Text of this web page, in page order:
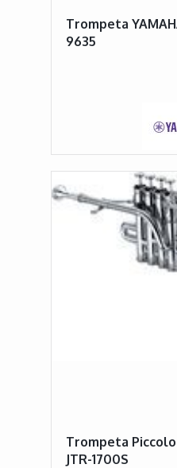
Trompeta
9635
Trompeta Piccolo
JTR-1700S